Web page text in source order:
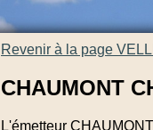
Revenir à la page
CHAUMONT
L'émetteur